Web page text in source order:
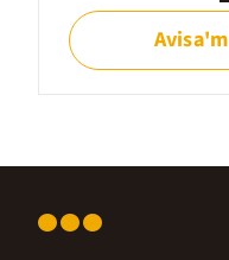
Avisa'm